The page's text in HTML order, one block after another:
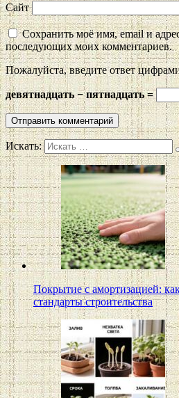
Сайт
Сохранить моё имя, email и
последующих моих комментариев.
Пожалуйста, введите ответ
девятнадцать − пятнадцать =
Искать:
Покрытие с амортизацией:
стандарты строительства